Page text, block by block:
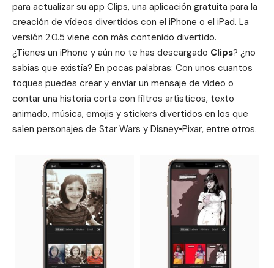
para actualizar su app Clips, una aplicación gratuita para la
creación de vídeos divertidos con el iPhone o el iPad. La
versión 2.0.5 viene con más contenido divertido.
¿Tienes un iPhone y aún no te has descargado Clips? ¿no
sabías que existía? En pocas palabras: Con unos cuantos
toques puedes crear y enviar un mensaje de vídeo o
contar una historia corta con filtros artísticos, texto
animado, música, emojis y stickers divertidos en los que
salen personajes de Star Wars y Disney•Pixar, entre otros.